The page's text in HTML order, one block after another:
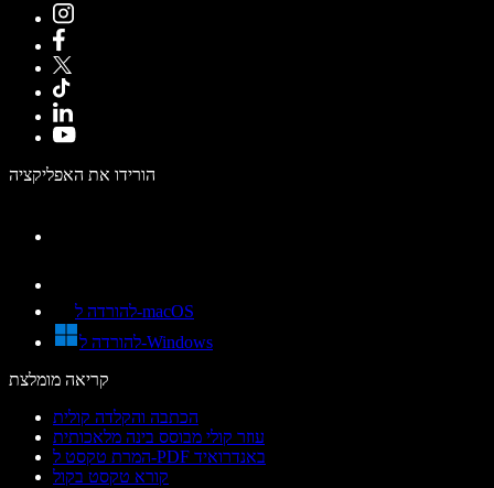
הורידו את האפליקציה
להורדה ל-macOS
להורדה ל-Windows
קריאה מומלצת
הכתבה והקלדה קולית
עוזר קולי מבוסס בינה מלאכותית
המרת טקסט ל-PDF באנדרואיד
קורא טקסט בקול